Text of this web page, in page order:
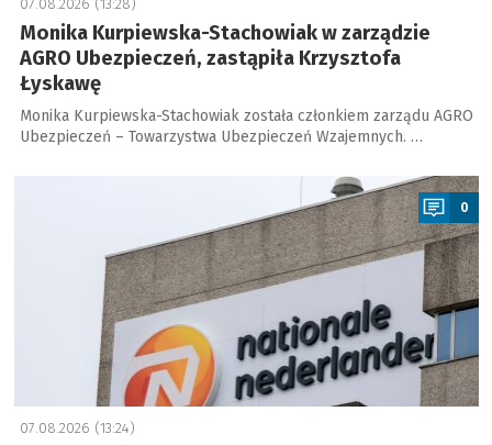
07.08.2026 (13:28)
Monika Kurpiewska-Stachowiak w zarządzie
AGRO Ubezpieczeń, zastąpiła Krzysztofa
Łyskawę
Monika Kurpiewska-Stachowiak została członkiem zarządu AGRO
Ubezpieczeń – Towarzystwa Ubezpieczeń Wzajemnych. …
0
07.08.2026 (13:24)